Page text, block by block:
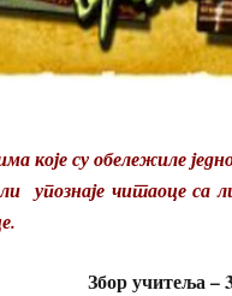
које су обележиле
упознаје читаоце са
Збор учитеља –